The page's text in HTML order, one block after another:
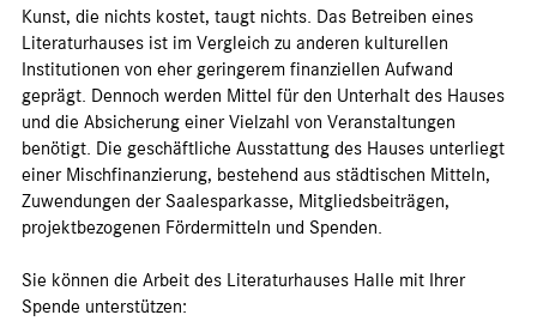
Kunst, die nichts kostet, taugt nichts. Das Betreiben eines
Literaturhauses ist im Vergleich zu anderen kulturellen
Institutionen von eher geringerem finanziellen Aufwand
geprägt. Dennoch werden Mittel für den Unterhalt des Hauses
und die Absicherung einer Vielzahl von Veranstaltungen
benötigt. Die geschäftliche Ausstattung des Hauses unterliegt
einer Mischfinanzierung, bestehend aus städtischen Mitteln,
Zuwendungen der Saalesparkasse, Mitgliedsbeiträgen,
projektbezogenen Fördermitteln und Spenden.
Sie können die Arbeit des Literaturhauses Halle mit Ihrer
Spende unterstützen: